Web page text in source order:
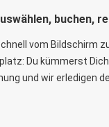
buchen,
vom Bildschirm
Du kümmerst
und wir erledigen